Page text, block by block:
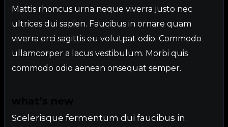
Mattis rhoncus urna neque viverra justo nec
ultrices dui sapien. Faucibus in ornare quam
viverra orci sagittis eu volutpat odio. Commodo
ullamcorper a lacus vestibulum. Morbi quis
commodo odio aenean onsequat semper.
Scelerisque fermentum dui faucibus in.